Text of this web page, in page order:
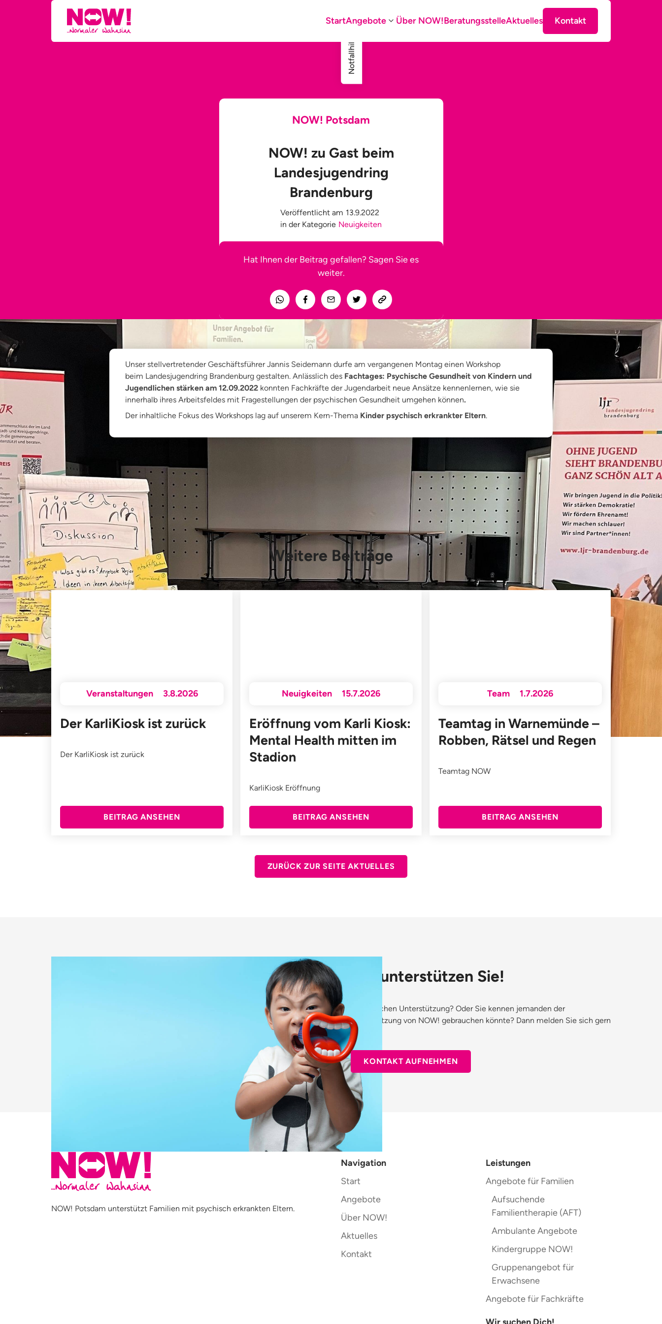
StartAngebote Über NOW!BeratungsstelleAktuelles Kontakt
Notfallhilfe
NOW! Potsdam
NOW! zu Gast beim
Landesjugendring
Brandenburg
Veröffentlicht am 13.9.2022
in der Kategorie Neuigkeiten
Hat Ihnen der Beitrag gefallen? Sagen Sie es
weiter.
Unser stellvertretender Geschäftsführer Jannis Seidemann durfe am vergangenen Montag einen Workshop
beim Landesjugendring Brandenburg gestalten. Anlässlich des Fachtages: Psychische Gesundheit von Kindern und
Jugendlichen stärken am 12.09.2022 konnten Fachkräfte der Jugendarbeit neue Ansätze kennenlernen, wie sie
innerhalb ihres Arbeitsfeldes mit Fragestellungen der psychischen Gesundheit umgehen können.
Der inhaltliche Fokus des Workshops lag auf unserem Kern-Thema Kinder psychisch erkrankter Eltern.
Weitere Beiträge
Veranstaltungen 3.8.2026
Der KarliKiosk ist zurück
Der KarliKiosk ist zurück
BEITRAG ANSEHEN
Neuigkeiten 15.7.2026
Eröffnung vom Karli Kiosk:
Mental Health mitten im
Stadion
KarliKiosk Eröffnung
BEITRAG ANSEHEN
Team 1.7.2026
Teamtag in Warnemünde –
Robben, Rätsel und Regen
Teamtag NOW
BEITRAG ANSEHEN
ZURÜCK ZUR SEITE AKTUELLES
Wir unterstützen Sie!
Sie brauchen Unterstützung? Oder Sie kennen jemanden der
Unterstützung von NOW! gebrauchen könnte? Dann melden Sie sich gern
bei uns.
KONTAKT AUFNEHMEN
NOW! Potsdam unterstützt Familien mit psychisch erkrankten Eltern.
Navigation
Start
Angebote
Über NOW!
Aktuelles
Kontakt
Leistungen
Angebote für Familien
Aufsuchende
Familientherapie (AFT)
Ambulante Angebote
Kindergruppe NOW!
Gruppenangebot für
Erwachsene
Angebote für Fachkräfte